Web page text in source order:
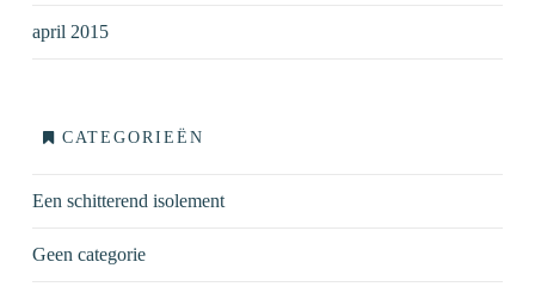
april 2015
CATEGORIEËN
Een schitterend isolement
Geen categorie